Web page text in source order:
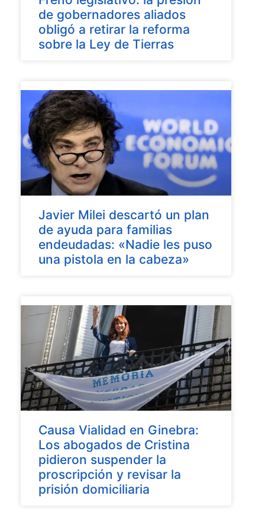
de gobernadores aliados
obligó a retirar la reforma
sobre la Ley de Tierras
Javier Milei descartó un plan
de ayuda para familias
endeudadas: «Nadie les puso
una pistola en la cabeza»
Causa Vialidad en Ginebra:
Los abogados de Cristina
pidieron suspender la
proscripción y revisar la
prisión domiciliaria